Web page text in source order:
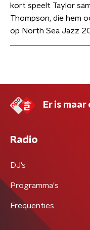
kort speelt Taylor
Thompson, die hem
op North Sea Jazz
Er is maar
Radio
DJ’s
Programma's
Frequenties